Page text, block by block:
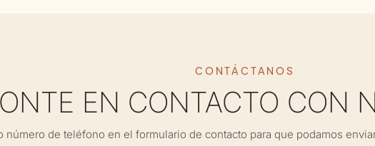
CONTÁCTANOS
EN CONTACTO CON
número de teléfono en el formulario de contacto para que podamos